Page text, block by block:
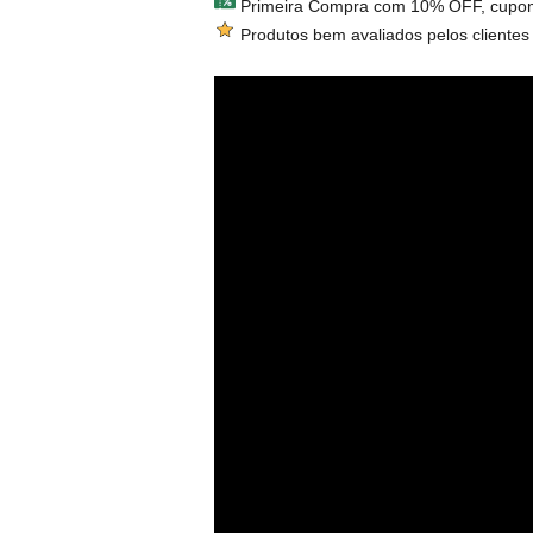
Primeira Compra com 10% OFF,
Produtos bem avaliados pelos clientes